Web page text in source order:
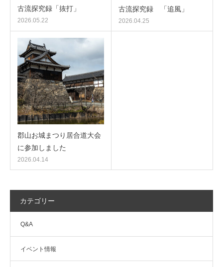
古流探究録「抜打」
2026.05.22
古流探究録 「追風」
2026.04.25
郡山お城まつり居合道大会
に参加しました
2026.04.14
カテゴリー
Q&A
イベント情報